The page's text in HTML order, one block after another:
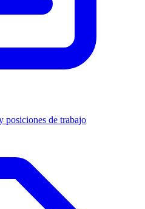
posiciones de trabajo